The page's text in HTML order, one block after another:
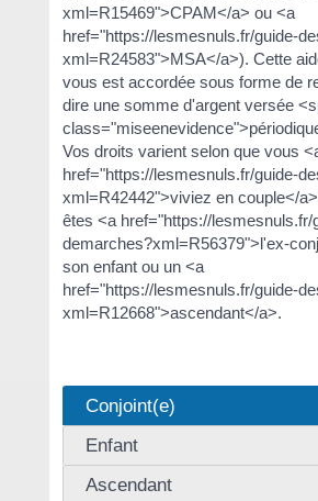
xml=R15469">CPAM</a> ou <a
href="https://lesmesnuls.fr/guide-
xml=R24583">MSA</a>). Cette
vous est accordée sous forme de
dire une somme d'argent versée
Vos droits varient selon que vous
href="https://lesmesnuls.fr/guide-
xml=R42442">viviez en couple</
êtes <a href="https://lesmesnuls.fr/
demarches?xml=R56379">l'ex-
son enfant ou un <a
href="https://lesmesnuls.fr/guide-
xml=R12668">ascendant</a>.
Conjoint(e)
Enfant
Ascendant